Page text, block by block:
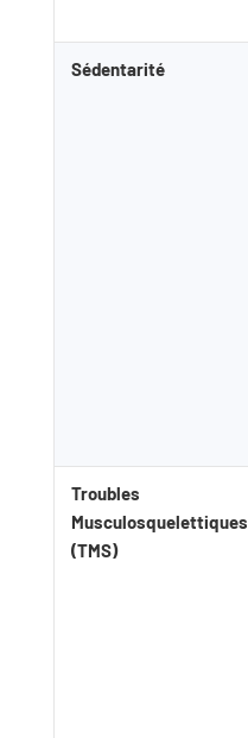
Sédentarité
Troubles
Musculosquelettiques
(TMS)